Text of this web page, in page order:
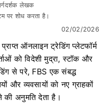
लेखक
पर शोध करता है।
02/02/2026
ऑनलाइन ट्रेडिंग प्लेटफॉर्म
को विदेशी मुद्रा, स्टॉक और
से परे, FBS एक संबद्ध
और व्यवसायों को नए ग्राहकों
अनुमति देता है।